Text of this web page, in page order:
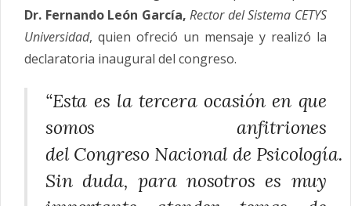
Dr. Fernando León García, Rector del Sistema CETYS
Universidad, quien ofreció un mensaje y realizó la
declaratoria inaugural del congreso.
“Esta es la tercera ocasión en que
somos anfitriones
del Congreso Nacional de Psicología.
Sin duda, para nosotros es muy